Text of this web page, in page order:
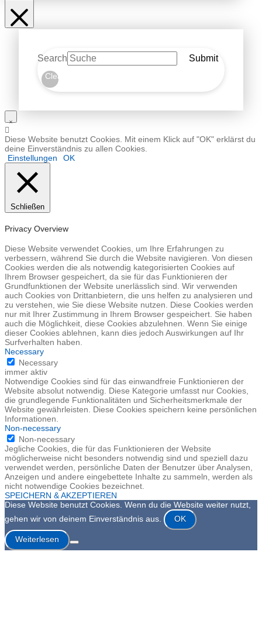
Search Submit
Clear
Diese Website benutzt Cookies. Mit einem Klick auf "OK" erklärst du
deine Einverständnis zu allen Cookies.
Einstellungen
OK
Schließen
Privacy Overview
Diese Website verwendet Cookies, um Ihre Erfahrungen zu
verbessern, während Sie durch die Website navigieren. Von diesen
Cookies werden die als notwendig kategorisierten Cookies auf
Ihrem Browser gespeichert, da sie für das Funktionieren der
Grundfunktionen der Website unerlässlich sind. Wir verwenden
auch Cookies von Drittanbietern, die uns helfen zu analysieren und
zu verstehen, wie Sie diese Website nutzen. Diese Cookies werden
nur mit Ihrer Zustimmung in Ihrem Browser gespeichert. Sie haben
auch die Möglichkeit, diese Cookies abzulehnen. Wenn Sie einige
dieser Cookies ablehnen, kann dies jedoch Auswirkungen auf Ihr
Surfverhalten haben.
Necessary
Necessary
immer aktiv
Notwendige Cookies sind für das einwandfreie Funktionieren der
Website absolut notwendig. Diese Kategorie umfasst nur Cookies,
die grundlegende Funktionalitäten und Sicherheitsmerkmale der
Website gewährleisten. Diese Cookies speichern keine persönlichen
Informationen.
Non-necessary
Non-necessary
Jegliche Cookies, die für das Funktionieren der Website
möglicherweise nicht besonders notwendig sind und speziell dazu
verwendet werden, persönliche Daten der Benutzer über Analysen,
Anzeigen und andere eingebettete Inhalte zu sammeln, werden als
nicht notwendige Cookies bezeichnet.
SPEICHERN & AKZEPTIEREN
Diese Website benutzt Cookies. Wenn du die Website weiter nutzt,
gehen wir von deinem Einverständnis aus.
OK
Weiterlesen